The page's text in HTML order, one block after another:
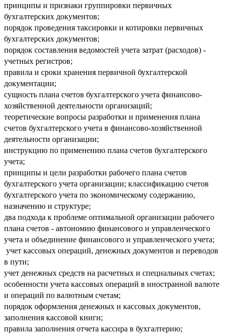
принципы и признаки группировки первичных
бухгалтерских документов;
порядок проведения таксировки и котировки первичных
бухгалтерских документов;
порядок составления ведомостей учета затрат (расходов) -
учетных регистров;
правила и сроки хранения первичной бухгалтерской
документации;
сущность плана счетов бухгалтерского учета финансово-
хозяйственной деятельности организаций;
теоретические вопросы разработки и применения плана
счетов бухгалтерского учета в финансово-хозяйственной
деятельности организации;
инструкцию по применению плана счетов бухгалтерского
учета;
принципы и цели разработки рабочего плана счетов
бухгалтерского учета организации; классификацию счетов
бухгалтерского учета по экономическому содержанию,
назначению и структуре;
два подхода к проблеме оптимальной организации рабочего
плана счетов - автономию финансового и управленческого
учета и объединение финансового и управленческого учета;
учет кассовых операций, денежных документов и переводов
в пути;
учет денежных средств на расчетных и специальных счетах;
особенности учета кассовых операций в иностранной валюте
и операций по валютным счетам;
порядок оформления денежных и кассовых документов,
заполнения кассовой книги;
правила заполнения отчета кассира в бухгалтерию;